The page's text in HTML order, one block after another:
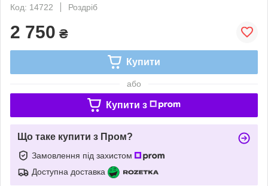
Код: 14722
Роздріб
2 750 ₴
Купити
або
Купити з
Що таке купити з Пром?
Замовлення під захистом
Доступна доставка